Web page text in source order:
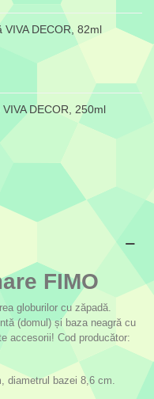
DECOR, 82ml
DECOR, 250ml
FIMO
globurilor cu zăpadă.
(domul) și baza neagră cu
accesorii! Cod producător:
diametrul bazei 8,6 cm.